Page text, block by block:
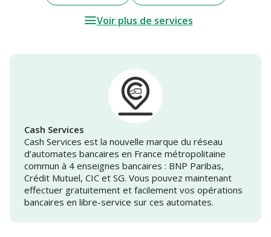
Voir plus de services
Cash Services
Cash Services est la nouvelle marque du réseau
d’automates bancaires en France métropolitaine
commun à 4 enseignes bancaires : BNP Paribas,
Crédit Mutuel, CIC et SG. Vous pouvez maintenant
effectuer gratuitement et facilement vos opérations
bancaires en libre-service sur ces automates.